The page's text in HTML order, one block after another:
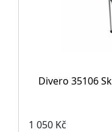
Divero 35106
1 050 Kč